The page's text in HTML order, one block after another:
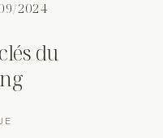
2024
du